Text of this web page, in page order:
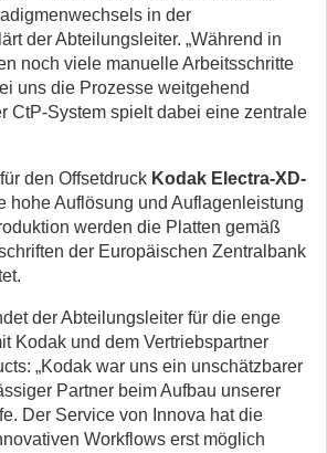
in der
der Abteilungsleiter. „Während in
noch viele manuelle Arbeitsschritte
uns die Prozesse weitgehend
CtP-System spielt dabei eine zentrale
den Offsetdruck Kodak Electra-XD-
hohe Auflösung und Auflagenleistung
werden die Platten gemäß
der Europäischen Zentralbank
der Abteilungsleiter für die enge
Kodak und dem Vertriebspartner
„Kodak war uns ein unschätzbarer
Partner beim Aufbau unserer
Der Service von Innova hat die
Workflows erst möglich